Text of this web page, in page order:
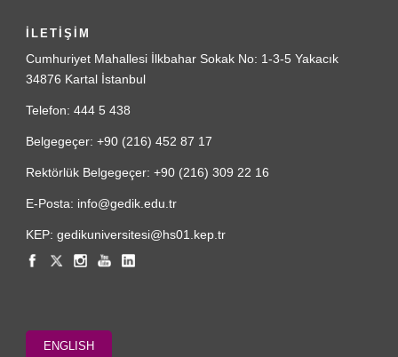
İLETİŞİM
Cumhuriyet Mahallesi İlkbahar Sokak No: 1-3-5 Yakacık
34876 Kartal İstanbul
Telefon: 444 5 438
Belgegeçer: +90 (216) 452 87 17
Rektörlük Belgegeçer: +90 (216) 309 22 16
E-Posta: info@gedik.edu.tr
KEP: gedikuniversitesi@hs01.kep.tr
ENGLISH